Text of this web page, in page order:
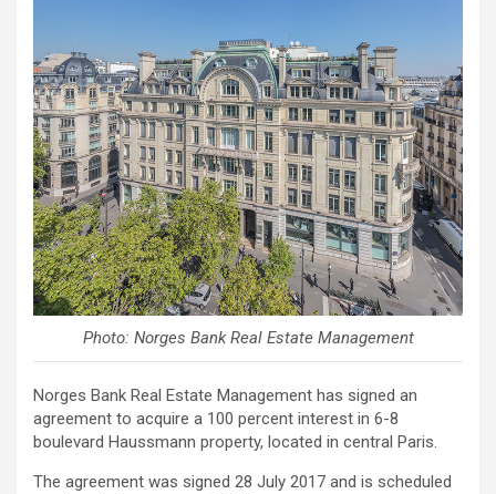
Photo: Norges Bank Real Estate Management
Norges Bank Real Estate Management has signed an
agreement to acquire a 100 percent interest in 6-8
boulevard Haussmann property, located in central Paris.
The agreement was signed 28 July 2017 and is scheduled